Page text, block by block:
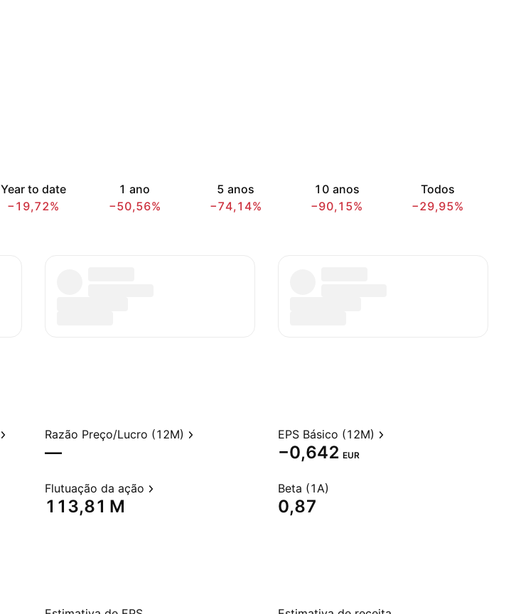
Year to date
−19,72%
1 ano
−50,56%
5 anos
−74,14%
10 anos
−90,15%
Todos
−29,95%
Razão Preço/Lucro (12M)
—
EPS Básico (12M)
−0,642 EUR
Flutuação da ação
‪113,81 M‬
Beta (1A)
0,87